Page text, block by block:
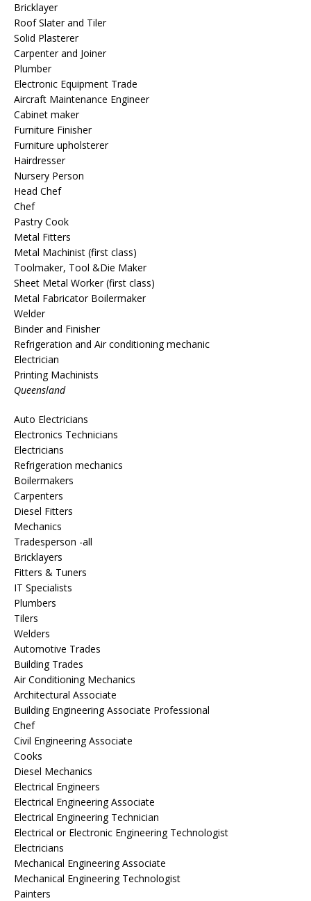
Bricklayer
Roof Slater and Tiler
Solid Plasterer
Carpenter and Joiner
Plumber
Electronic Equipment Trade
Aircraft Maintenance Engineer
Cabinet maker
Furniture Finisher
Furniture upholsterer
Hairdresser
Nursery Person
Head Chef
Chef
Pastry Cook
Metal Fitters
Metal Machinist (first class)
Toolmaker, Tool &Die Maker
Sheet Metal Worker (first class)
Metal Fabricator Boilermaker
Welder
Binder and Finisher
Refrigeration and Air conditioning mechanic
Electrician
Printing Machinists
Queensland
Auto Electricians
Electronics Technicians
Electricians
Refrigeration mechanics
Boilermakers
Carpenters
Diesel Fitters
Mechanics
Tradesperson -all
Bricklayers
Fitters & Tuners
IT Specialists
Plumbers
Tilers
Welders
Automotive Trades
Building Trades
Air Conditioning Mechanics
Architectural Associate
Building Engineering Associate Professional
Chef
Civil Engineering Associate
Cooks
Diesel Mechanics
Electrical Engineers
Electrical Engineering Associate
Electrical Engineering Technician
Electrical or Electronic Engineering Technologist
Electricians
Mechanical Engineering Associate
Mechanical Engineering Technologist
Painters